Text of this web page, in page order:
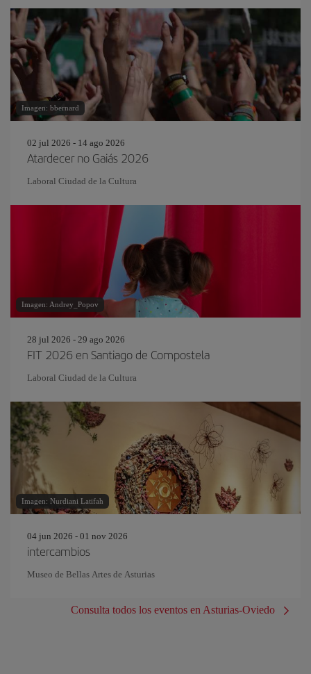
Imagen: bbernard
02 jul 2026 - 14 ago 2026
Atardecer no Gaiás 2026
Laboral Ciudad de la Cultura
Imagen: Andrey_Popov
28 jul 2026 - 29 ago 2026
FIT 2026 en Santiago de Compostela
Laboral Ciudad de la Cultura
Imagen: Nurdiani Latifah
04 jun 2026 - 01 nov 2026
intercambios
Museo de Bellas Artes de Asturias
Consulta todos los eventos en Asturias-Oviedo